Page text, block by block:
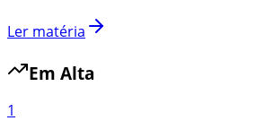
Ler matéria
Em Alta
1